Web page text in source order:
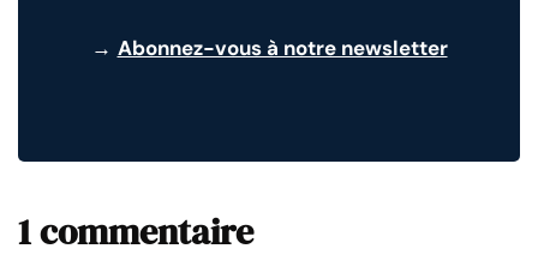
→ Abonnez-vous à notre newsletter
1 commentaire